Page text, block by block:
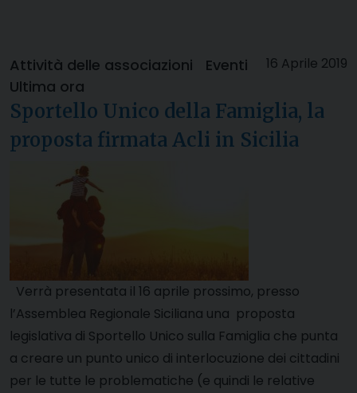
16 Aprile 2019
Attività delle associazioni
Eventi
Ultima ora
Sportello Unico della Famiglia, la
proposta firmata Acli in Sicilia
Verrà presentata il 16 aprile prossimo, presso
l’Assemblea Regionale Siciliana una proposta
legislativa di Sportello Unico sulla Famiglia che punta
a creare un punto unico di interlocuzione dei cittadini
per le tutte le problematiche (e quindi le relative